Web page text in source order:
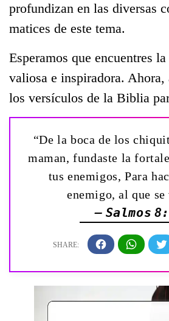
profundizan en las diversas
matices de este tema.
Esperamos que encuentres
valiosa e inspiradora. Ahora,
los versículos de la Biblia
“De la boca de los
maman, fundaste la
tus enemigos, Para
enemigo, al que se
— Salmos